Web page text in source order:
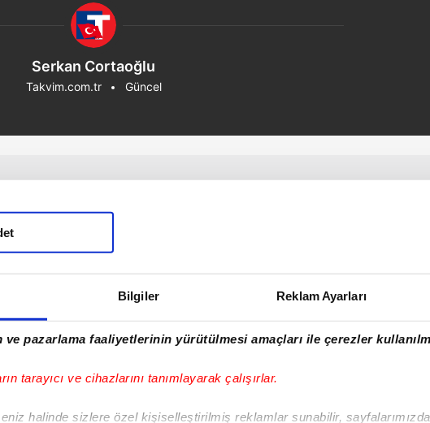
Bilgiler Reklam Ayarları
pazarlama faaliyetlerinin yürütülmesi amaçları ile çerezler
tarayıcı ve cihazlarını tanımlayarak çalışırlar.
halinde sizlere özel kişiselleştirilmiş reklamlar sunabilir,
Serkan Cortaoğlu
Takvim.com.tr Güncel